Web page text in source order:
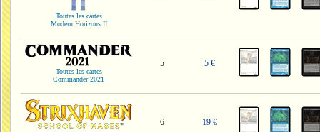
Toutes les cartes
Modern Horizons II
Toutes les cartes
Commander 2021
5 5 €
6 19 €